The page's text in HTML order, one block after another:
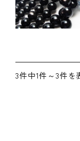
3件中1件～3件を